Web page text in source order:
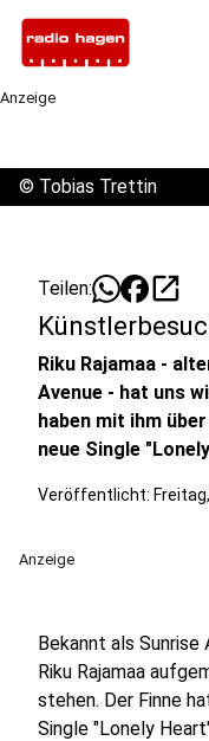
Anzeige
© Tobias Trettin
Teilen: open_in_new
Riku Rajamaa -
Avenue - hat uns
haben mit ihm
neue Single
Veröffentlicht:
Anzeige
Bekannt als Sunrise
Riku Rajamaa
stehen. Der Finne
Single "Lonely